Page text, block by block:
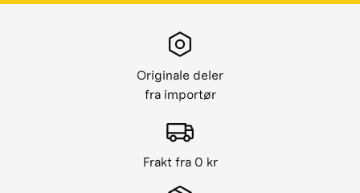
Originale deler
fra importør
Frakt fra 0 kr